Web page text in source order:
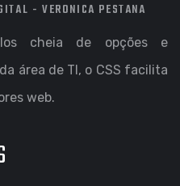
- VERONICA PESTANA
cheia de opções e
área de TI, o CSS facilita
web.